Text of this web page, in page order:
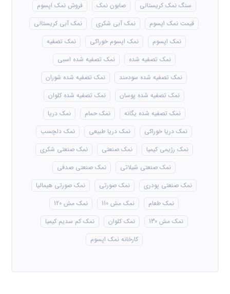
سنگ نمک کریستالی
صابون نمک
فروش نمک اپسوم
قیمت نمک اپسوم
نمک آبی شکری
نمک آبی کریستالی
نمک اپسوم
نمک اپسوم خوراکی
نمک تصفیه
نمک تصفیه شده
نمک تصفیه شده اسبی
نمک تصفیه شده سودمند
نمک تصفیه شده شوران
نمک تصفیه شده پوسان
نمک تصفیه شده کلوان
نمک تصفیه شده یگانه
نمک حمام
نمک دریا
نمک دریا خوراکی
نمک دریا طبیعی
نمک دلچسب
نمک رژیمی کیمیا
نمک صنعتی
نمک صنعتی شکری
نمک صنعتی شیلاتی
نمک صنعتی صدفی
نمک صنعتی پودری
نمک صورتی
نمک صورتی هیمالیا
نمک طعام
نمک مش 110
نمک مش 120
نمک مش 130
نمک کلوان
نمک کم سدیم کیمیا
کارخانه نمک اپسوم